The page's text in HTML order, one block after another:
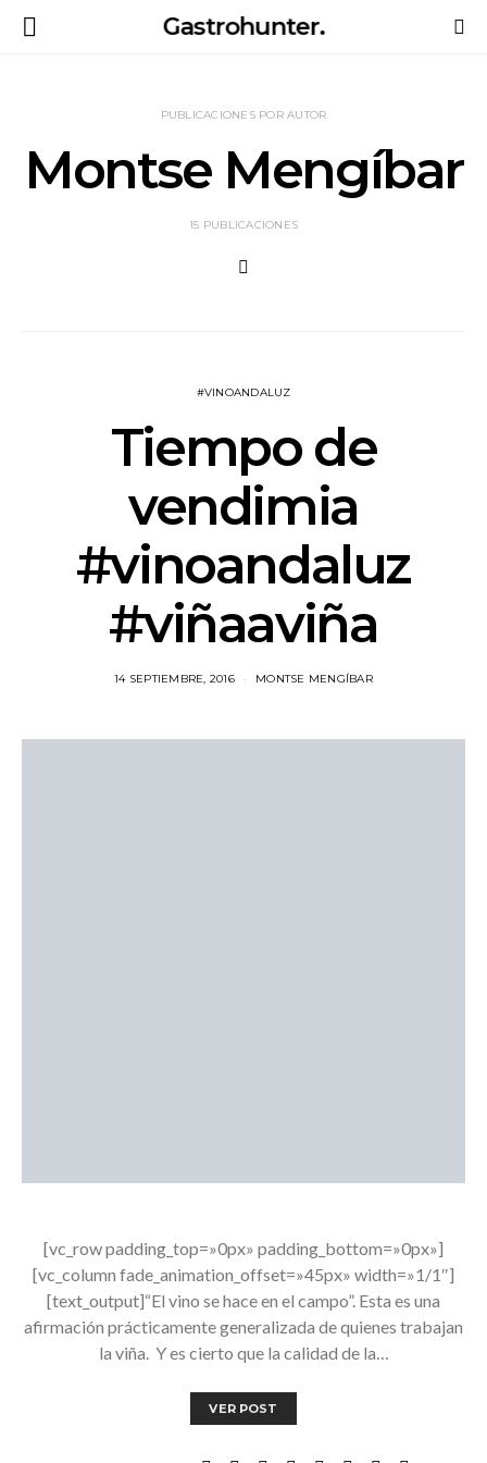
Gastrohunter.
PUBLICACIONES POR AUTOR
Montse Mengíbar
15 PUBLICACIONES
#VINOANDALUZ
Tiempo de
vendimia
#vinoandaluz
#viñaaviña
14 SEPTIEMBRE, 2016 MONTSE MENGÍBAR
[vc_row padding_top=»0px» padding_bottom=»0px»]
[vc_column fade_animation_offset=»45px» width=»1/1″]
[text_output]“El vino se hace en el campo”. Esta es una
afirmación prácticamente generalizada de quienes trabajan
la viña. Y es cierto que la calidad de la…
VER POST